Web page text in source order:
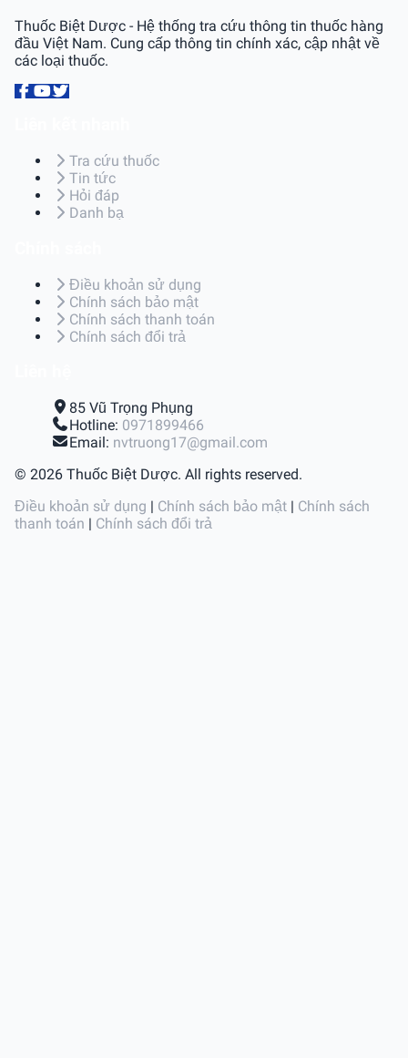
Thuốc Biệt Dược - Hệ thống tra cứu thông tin thuốc hàng
đầu Việt Nam. Cung cấp thông tin chính xác, cập nhật về
các loại thuốc.
Tra cứu thuốc
Tin tức
Hỏi đáp
Danh bạ
Điều khoản sử dụng
Chính sách bảo mật
Chính sách thanh toán
Chính sách đổi trả
85 Vũ Trọng Phụng
Hotline: 0971899466
Email: nvtruong17@gmail.com
© 2026 Thuốc Biệt Dược. All rights reserved.
Điều khoản sử dụng | Chính sách bảo mật | Chính sách
thanh toán | Chính sách đổi trả